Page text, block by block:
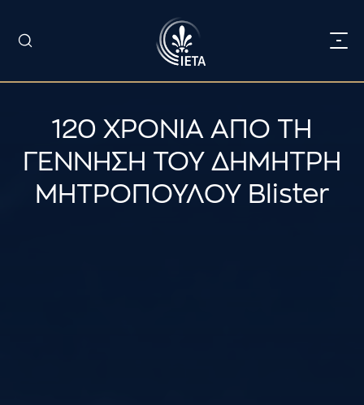
120 ΧΡΟΝΙΑ ΑΠΟ ΤΗ
ΓΕΝΝΗΣΗ ΤΟΥ ΔΗΜΗΤΡΗ
ΜΗΤΡΟΠΟΥΛΟΥ Blister